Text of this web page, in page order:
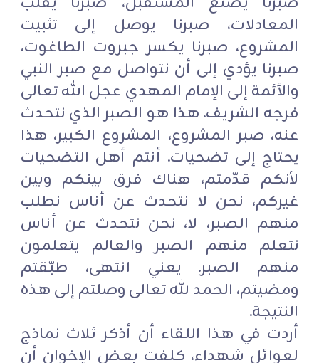
المعادلات، صبرنا يوصل إلى تثبيت
المشروع، صبرنا يكسر جبروت الطاغوت،
صبرنا يؤدي إلى أن نتواصل مع صبر النبي
والأئمة إلى الإمام المهدي عجل الله تعالى
فرجه الشريف. هذا هو الصبر الذي نتحدث
عنه، صبر المشروع، المشروع الكبير، هذا
يحتاج إلى تضحيات. أنتم أهل التضحيات
لأنكم قدّمتم، هناك فرق بينكم وبين
غيركم، نحن لا نتحدث عن أناس نطلب
منهم الصبر، لا، نحن نتحدث عن أناس
نتعلم منهم الصبر والعالم يتعلمون
منهم الصبر. يعني انتهى، طبّقتم
ومضيتم، الحمد لله تعالى وصلتم إلى هذه
النتيجة.
أردت في هذا اللقاء أن أذكر ثلاث نماذج
لعوائل شهداء، كلفت بعض الإخوان أن